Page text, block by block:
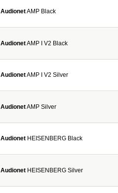
AudionetAMP Black
AudionetAMP I V2 Black
AudionetAMP I V2 Silver
AudionetAMP Silver
Audionet HEISENBERG Black
Audionet HEISENBERG Silver